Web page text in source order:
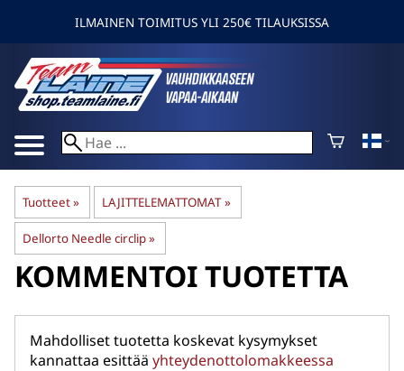
ILMAINEN TOIMITUS YLI 250€ TILAUKSISSA
Tuotteet‪» LAJITTELEMATTOMAT ‪»
Dellorto Needle circlip‪»
KOMMENTOI TUOTETTA
Mahdolliset tuotetta koskevat kysymykset
kannattaa esittää yhteydenottolomakkeessa